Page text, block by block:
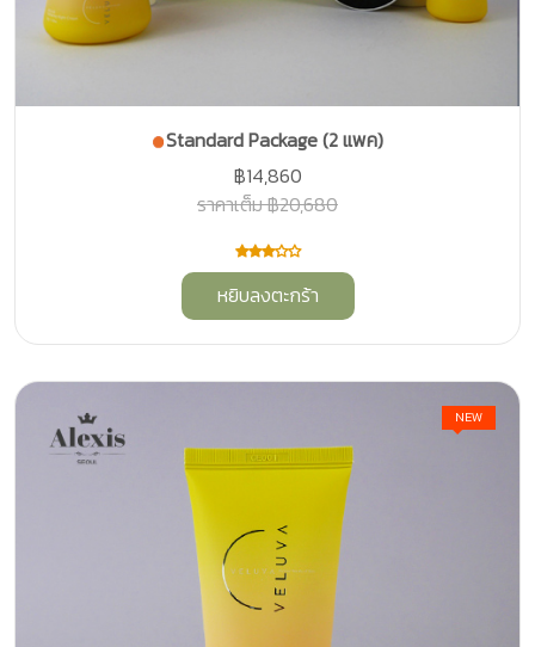
Standard Package (2 แพค)
฿14,860
ราคาเต็ม ฿20,680
หยิบลงตะกร้า
NEW